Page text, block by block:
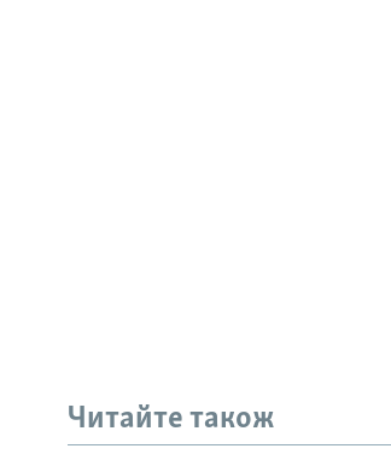
Читайте також